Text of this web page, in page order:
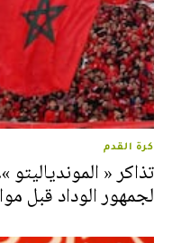
كرة القدم
تذاكر «
لجمهور الوداد قبل